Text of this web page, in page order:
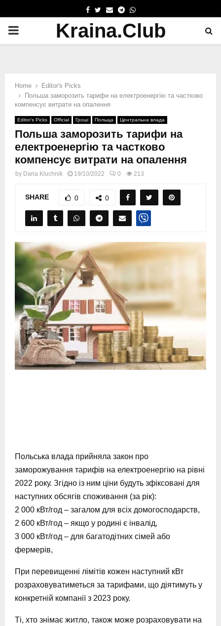
FACEBOOK
TWITTER
EMAILTELEGRAM
WHATSAPP
PRIMARYKraina.Club
Home
Editor's Picks
Польша заморозить тарифи на електроенергію та частково
компенсує витрати на опалення
Editor's Picks Official Гроші Польща Центральна влада
Польша заморозить тарифи на
електроенергію та частково
компенсує витрати на опалення
by Daria Kluchnik 19/10/2022 0 213
SHARE 0 0
Польська влада прийняла закон про
заморожування тарифів на електроенергію на рівні
2022 року. Згідно із ним ціни будуть зфіксовані для
наступних обсягів споживання (за рік):
2 000 кВт/год – загалом для всіх домогосподарств,
2 600 кВт/год – якщо у родині є інвалід,
3 000 кВт/год – для багатодітних сімей або
фермерів,
При перевищенні лімітів кожен наступний кВт
розраховуватиметься за тарифами, що діятимуть у
конкретній компанії з 2023 року.
Ті, хто знімає житло, також може розраховувати на